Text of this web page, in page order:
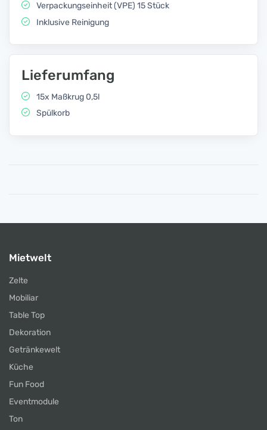
Verpackungseinheit (VPE) 15 Stück
Inklusive Reinigung
Lieferumfang
15x Maßkrug 0,5l
Spülkorb
Mietwelt
Zelte
Mobiliar
Table Top
Dekoration
Getränkewelt
Küche
Fun Food
Eventmodule
Ton